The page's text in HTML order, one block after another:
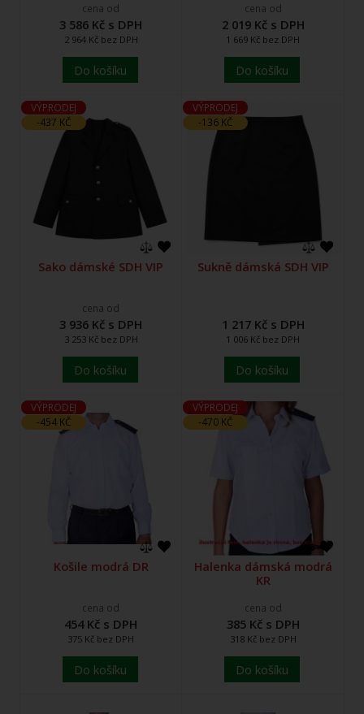
cena od
3 586 Kč s DPH
2 964 Kč bez DPH
Do košíku
cena od
2 019 Kč s DPH
1 669 Kč bez DPH
Do košíku
VÝPRODEJ
-437 KČ
Sako dámské SDH VIP
cena od
3 936 Kč s DPH
3 253 Kč bez DPH
Do košíku
VÝPRODEJ
-136 KČ
Sukně dámská SDH VIP
1 217 Kč s DPH
1 006 Kč bez DPH
Do košíku
VÝPRODEJ
-454 KČ
Košile modrá DR
cena od
454 Kč s DPH
375 Kč bez DPH
Do košíku
VÝPRODEJ
-470 KČ
Halenka dámská modrá
KR
cena od
385 Kč s DPH
318 Kč bez DPH
Do košíku